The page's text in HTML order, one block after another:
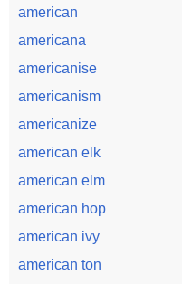
american
americana
americanise
americanism
americanize
american elk
american elm
american hop
american ivy
american ton